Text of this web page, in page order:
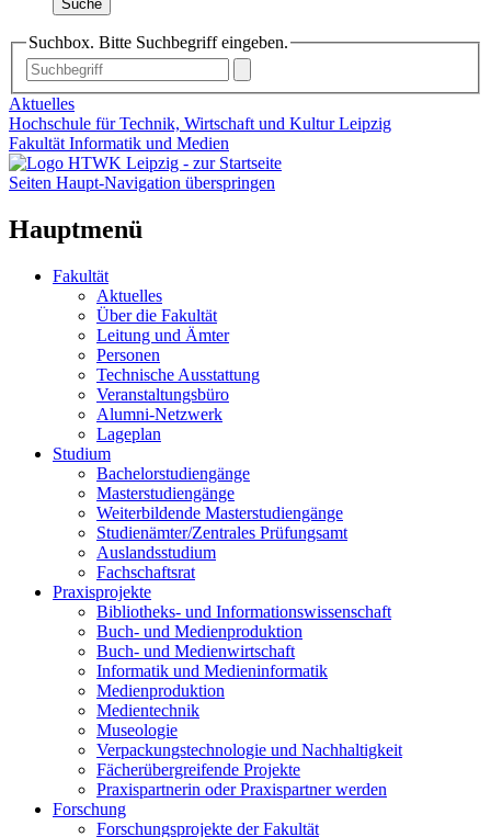
Suche
Suchbox. Bitte Suchbegriff eingeben.
Aktuelles
Hochschule für Technik, Wirtschaft und Kultur Leipzig
Fakultät Informatik und Medien
Seiten Haupt-Navigation überspringen
Hauptmenü
Fakultät
Aktuelles
Über die Fakultät
Leitung und Ämter
Personen
Technische Ausstattung
Veranstaltungsbüro
Alumni-Netzwerk
Lageplan
Studium
Bachelorstudiengänge
Masterstudiengänge
Weiterbildende Masterstudiengänge
Studienämter/Zentrales Prüfungsamt
Auslandsstudium
Fachschaftsrat
Praxisprojekte
Bibliotheks- und Informationswissenschaft
Buch- und Medienproduktion
Buch- und Medienwirtschaft
Informatik und Medieninformatik
Medienproduktion
Medientechnik
Museologie
Verpackungstechnologie und Nachhaltigkeit
Fächerübergreifende Projekte
Praxispartnerin oder Praxispartner werden
Forschung
Forschungsprojekte der Fakultät